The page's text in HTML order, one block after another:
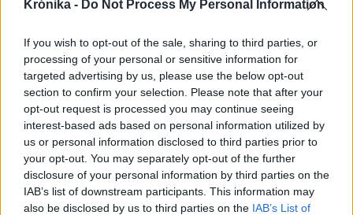
Krónika - Do Not Process My Personal Information
If you wish to opt-out of the sale, sharing to third parties, or
processing of your personal or sensitive information for
targeted advertising by us, please use the below opt-out
section to confirm your selection. Please note that after your
opt-out request is processed you may continue seeing
interest-based ads based on personal information utilized by
us or personal information disclosed to third parties prior to
your opt-out. You may separately opt-out of the further
disclosure of your personal information by third parties on the
IAB’s list of downstream participants. This information may
also be disclosed by us to third parties on the IAB’s List of
„A legerősebb garancia” –
a Tisza Párt
Székelyhon
Tizenegy település maradhat
víz nélkül Udvarhelyszéken
Székelyhon